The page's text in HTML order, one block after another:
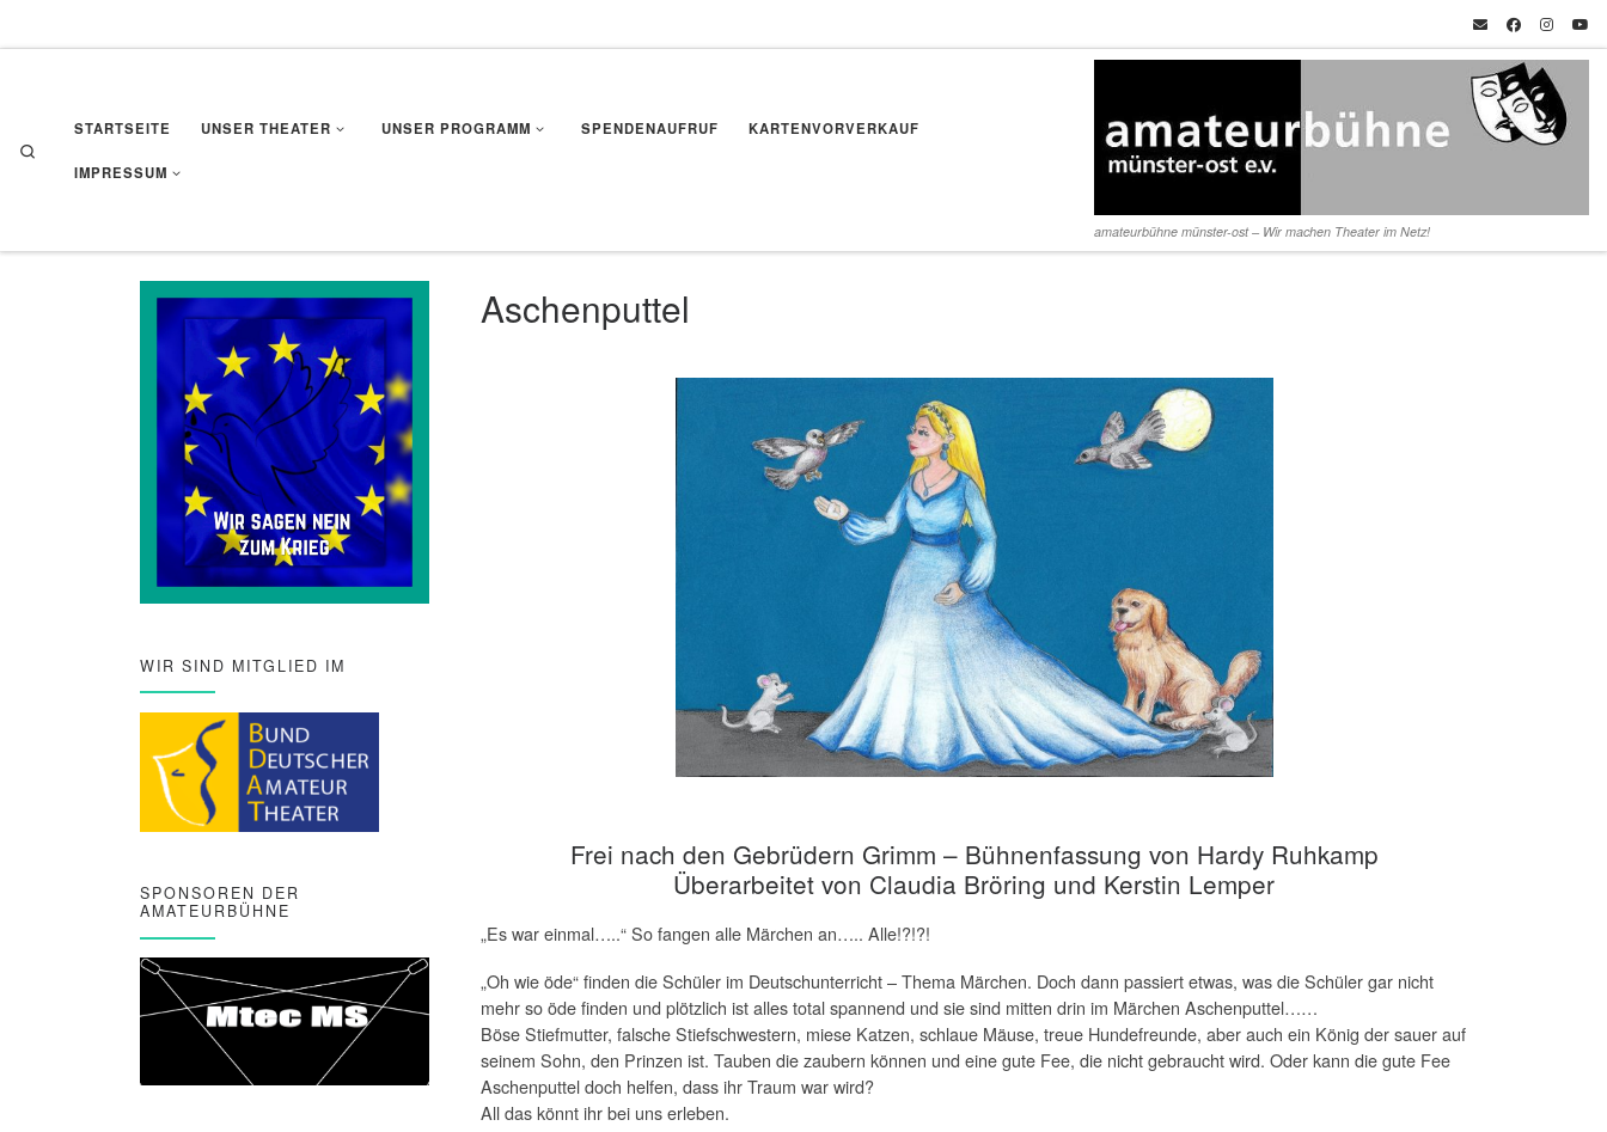
amateurbühne münster-ost – Wir machen Theater im Netz!
STARTSEITE UNSER THEATER UNSER PROGRAMM SPENDENAUFRUF KARTENVORVERKAUF
IMPRESSUM
Aschenputtel
Frei nach den Gebrüdern Grimm – Bühnenfassung von Hardy Ruhkamp
Überarbeitet von Claudia Bröring und Kerstin Lemper
„Es war einmal…..“ So fangen alle Märchen an….. Alle!?!?!
„Oh wie öde“ finden die Schüler im Deutschunterricht – Thema Märchen. Doch dann passiert etwas, was die Schüler gar nicht
mehr so öde finden und plötzlich ist alles total spannend und sie sind mitten drin im Märchen Aschenputtel……
Böse Stiefmutter, falsche Stiefschwestern, miese Katzen, schlaue Mäuse, treue Hundefreunde, aber auch ein König der sauer auf
seinem Sohn, den Prinzen ist. Tauben die zaubern können und eine gute Fee, die nicht gebraucht wird. Oder kann die gute Fee
Aschenputtel doch helfen, dass ihr Traum war wird?
All das könnt ihr bei uns erleben.
WIR SIND MITGLIED IM
SPONSOREN DER
AMATEURBÜHNE